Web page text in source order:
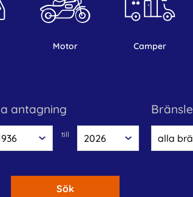
motor camper
1: a antagning
till
bränsle
Sök